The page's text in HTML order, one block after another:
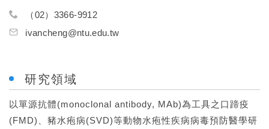
（02）3366-9912
ivancheng@ntu.edu.tw
研究領域
以單源抗體(monoclonal antibody, MAb)為工具之口蹄疫
(FMD)、豬水疱病(SVD)等動物水疱性疾病病毒預防醫學研